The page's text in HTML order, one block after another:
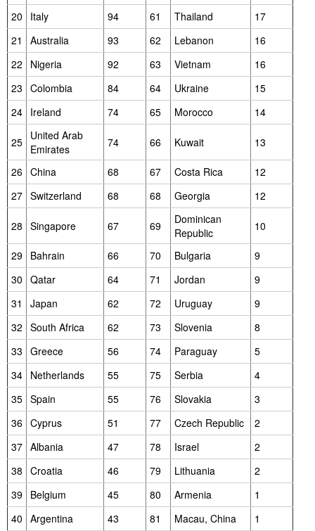
20
Italy 94 61 Thailand
17
21
Australia 93 62 Lebanon
16
22
Nigeria 92 63 Vietnam
16
23 Colombia 84 64 Ukraine
15
24 Ireland 74 65 Morocco 14
25 United Arab
Emirates
74 66 Kuwait 13
26 China 68 67 Costa Rica
12
27 Switzerland 68 68 Georgia 12
28 Singapore 67 69
Dominican
Republic
10
29 Bahrain 66 70 Bulgaria
9
30 Qatar 64 71 Jordan
9
31
Japan 62 72 Uruguay
9
32 South Africa 62 73 Slovenia
8
33 Greece 56 74 Paraguay
5
34 Netherlands 55 75 Serbia
4
35 Spain 55 76 Slovakia
3
36 Cyprus 51 77 Czech Republic
2
37 Albania 47 78 Israel
2
38 Croatia 46 79 Lithuania
2
39 Belgium 45 80 Armenia
1
40 Argentina 43 81 Macau, China
1